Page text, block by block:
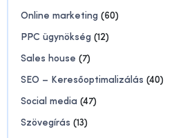
Online marketing (60)
PPC ügynökség (12)
Sales house (7)
SEO – Keresőoptimalizálás (40)
Social media (47)
Szövegírás (13)